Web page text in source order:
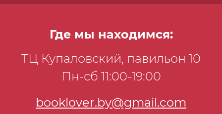
Где мы находимся:
ТЦ Купаловский, павильон 10
Пн-сб 11:00-19:00
booklover.by@gmail.com